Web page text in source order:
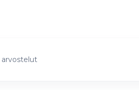
arvostelut